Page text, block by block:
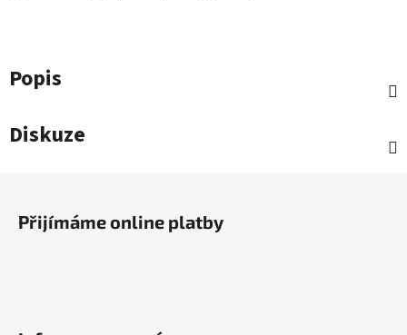
Popis
Diskuze
Přijímáme online platby